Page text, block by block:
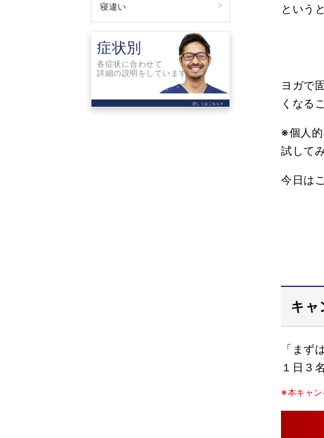
という
ヨガで
くなる
※個人
試して
今日は
キャ
「まず
１日３
※本キャン
寝違い
症状別
各症状に合わせて
詳細の説明をしています
詳しくはこちら arrow_forward